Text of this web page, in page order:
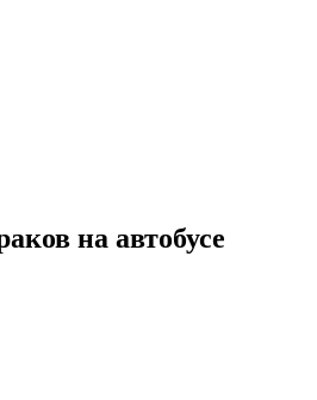
на автобусе